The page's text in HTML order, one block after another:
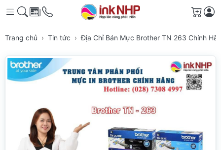
Giỏ
Trang chủ Tin tức Địa Chỉ Bán Mực Brother TN 263 Chính